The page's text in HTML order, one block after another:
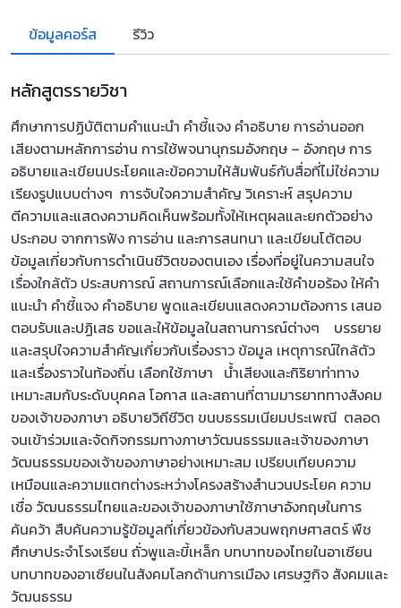
ข้อมูลคอร์ส รีวิว
หลักสูตรรายวิชา
ศึกษาการปฏิบัติตามคำแนะนำ คำชี้แจง คำอธิบาย การอ่านออก
เสียงตามหลักการอ่าน การใช้พจนานุกรมอังกฤษ – อังกฤษ การ
อธิบายและเขียนประโยคและข้อความให้สัมพันธ์กับสื่อที่ไม่ใช่ความ
เรียงรูปแบบต่างๆ การจับใจความสำคัญ วิเคราะห์ สรุปความ
ตีความและแสดงความคิดเห็นพร้อมทั้งให้เหตุผลและยกตัวอย่าง
ประกอบ จากการฟัง การอ่าน และการสนทนา และเขียนโต้ตอบ
ข้อมูลเกี่ยวกับการดำเนินชีวิตของตนเอง เรื่องที่อยู่ในความสนใจ
เรื่องใกล้ตัว ประสบการณ์ สถานการณ์เลือกและใช้คำขอร้อง ให้คำ
แนะนำ คำชี้แจง คำอธิบาย พูดและเขียนแสดงความต้องการ เสนอ
ตอบรับและปฏิเสธ ขอและให้ข้อมูลในสถานการณ์ต่างๆ บรรยาย
และสรุปใจความสำคัญเกี่ยวกับเรื่องราว ข้อมูล เหตุการณ์ใกล้ตัว
และเรื่องราวในท้องถิ่น เลือกใช้ภาษา น้ำเสียงและกิริยาท่าทาง
เหมาะสมกับระดับบุคคล โอกาส และสถานที่ตามมารยาททางสังคม
ของเจ้าของภาษา อธิบายวิถีชีวิต ขนบธรรมเนียมประเพณี ตลอด
จนเข้าร่วมและจัดกิจกรรมทางภาษาวัฒนธรรมและเจ้าของภาษา
วัฒนธรรมของเจ้าของภาษาอย่างเหมาะสม เปรียบเทียบความ
เหมือนและความแตกต่างระหว่างโครงสร้างสำนวนประโยค ความ
เชื่อ วัฒนธรรมไทยและของเจ้าของภาษาใช้ภาษาอังกฤษในการ
ค้นคว้า สืบค้นความรู้ข้อมูลที่เกี่ยวข้องกับสวนพฤกษศาสตร์ พืช
ศึกษาประจำโรงเรียน ถั่วพูและขี้เหล็ก บทบาทของไทยในอาเซียน
บทบาทของอาเซียนในสังคมโลกด้านการเมือง เศรษฐกิจ สังคมและ
วัฒนธรรม